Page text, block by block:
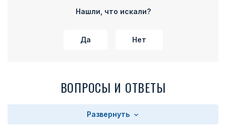
Нашли, что искали?
Да Нет
ВОПРОСЫ И ОТВЕТЫ
Развернуть